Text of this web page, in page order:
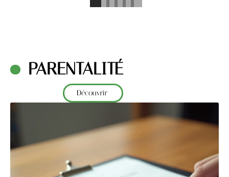
PARENTALITÉ
Découvrir